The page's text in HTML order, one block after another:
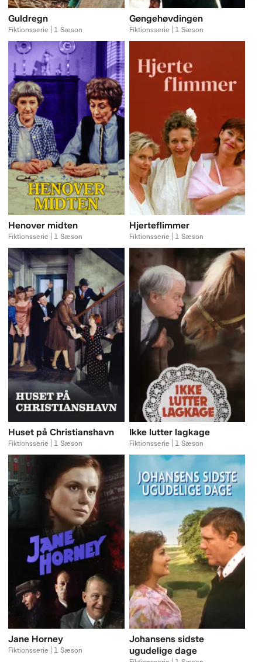
Guldregn
Fiktionsserie | 1 Sæson
Gøngehøvdingen
Fiktionsserie | 1 Sæson
Henover midten
Fiktionsserie | 1 Sæson
Hjerteflimmer
Fiktionsserie | 1 Sæson
Huset på Christianshavn
Fiktionsserie | 1 Sæson
Ikke lutter lagkage
Fiktionsserie | 1 Sæson
Jane Horney
Fiktionsserie | 1 Sæson
Johansens sidste
ugudelige dage